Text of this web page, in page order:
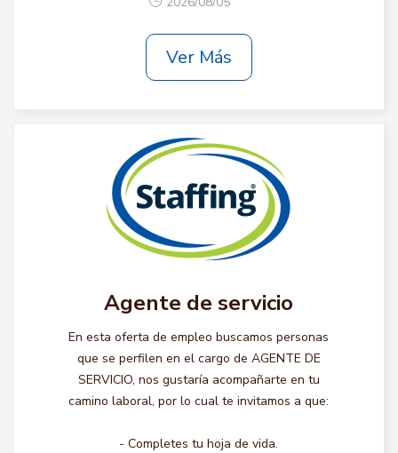
Ver Más
Agente de servicio
En esta oferta de empleo buscamos personas
que se perfilen en el cargo de AGENTE DE
SERVICIO, nos gustaría acompañarte en tu
camino laboral, por lo cual te invitamos a que:
- Completes tu hoja de vida.